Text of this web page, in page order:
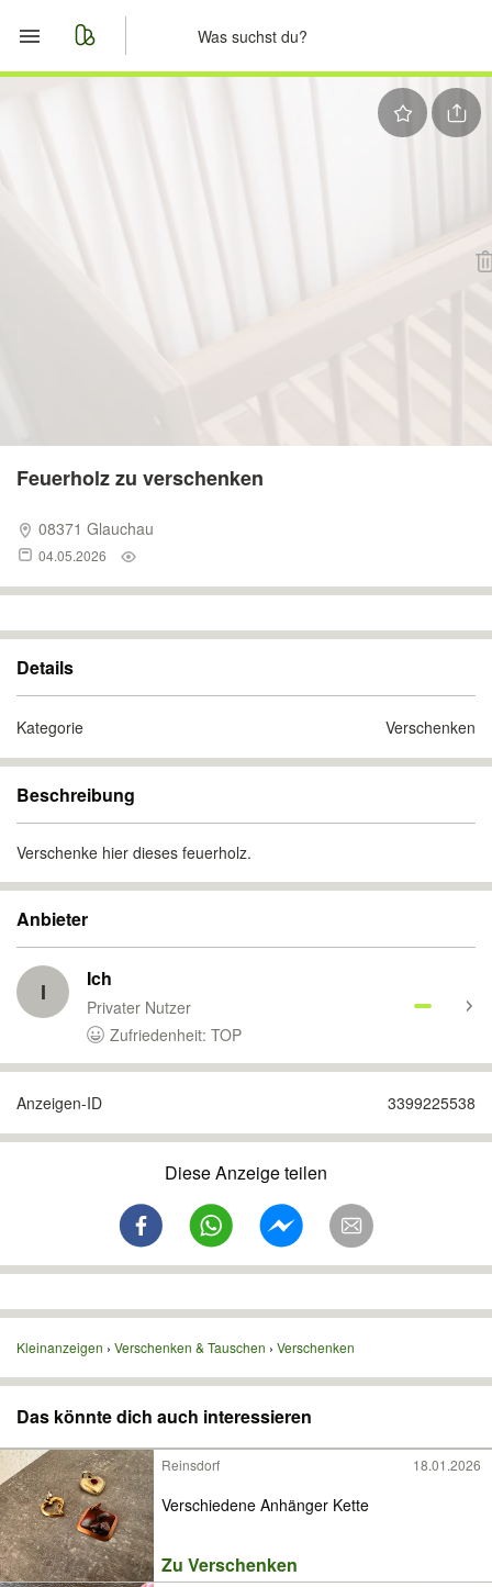
Feuerholz zu verschenken
08371 Glauchau
04.05.2026
Details
Kategorie Verschenken
Beschreibung
Verschenke hier dieses feuerholz.
Anbieter
I Ich
Privater Nutzer
Zufriedenheit: TOP
Anzeigen-ID 3399225538
Diese Anzeige teilen
Kleinanzeigen Verschenken & Tauschen Verschenken
Das könnte dich auch interessieren
Reinsdorf 18.01.2026
Verschiedene Anhänger Kette
Zu Verschenken